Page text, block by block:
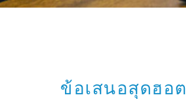
ข้อเสนอสุดฮอต